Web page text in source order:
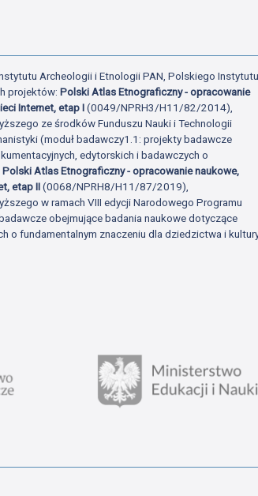
Archeologii i Etnologii PAN, Polskiego Instytutu
projektów:Polski Atlas Etnograficzny - opracowanie
Internet, etap I(0049/NPRH3/H11/82/2014),
ze środków Funduszu Nauki i Technologii
(moduł badawczy1.1: projekty badawcze
edytorskich i badawczych o
Polski Atlas Etnograficzny - opracowanie naukowe,
etap II(0068/NPRH8/H11/87/2019),
w ramach VIII edycji Narodowego Programu
obejmujące badania naukowe dotyczące
o fundamentalnym znaczeniu dla dziedzictwa i